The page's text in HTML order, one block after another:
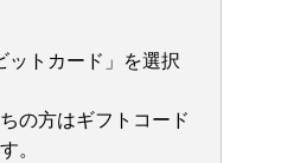
ットカード」を選択
の方はギフトコード
。